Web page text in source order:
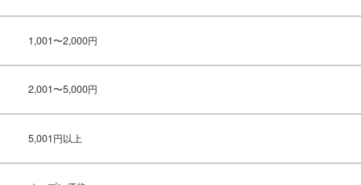
1,001〜2,000円
2,001〜5,000円
5,001円以上